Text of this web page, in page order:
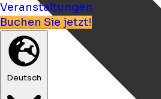
Veranstaltungen
Buchen Sie jetzt!
Deutsch